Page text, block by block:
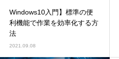
Windows10入門】標準の便
利機能で作業を効率化する方
法
2021.09.08